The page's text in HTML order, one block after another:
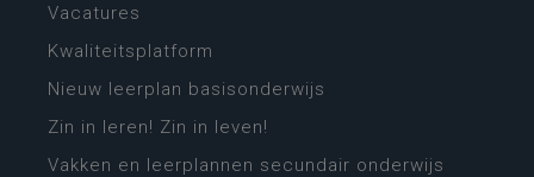
Vacatures
Kwaliteitsplatform
Nieuw leerplan basisonderwijs
Zin in leren! Zin in leven!
Vakken en leerplannen secundair onderwijs